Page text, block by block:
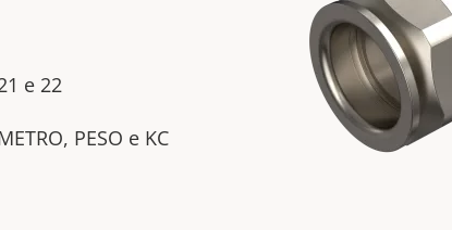
e 22
PESO e KC